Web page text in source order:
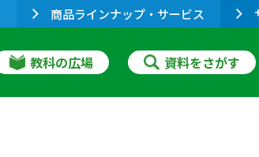
商品ラインナップ・サービス
教科の広場 資料をさがす